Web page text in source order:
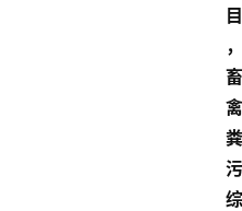
目
，
畜
禽
粪
污
综